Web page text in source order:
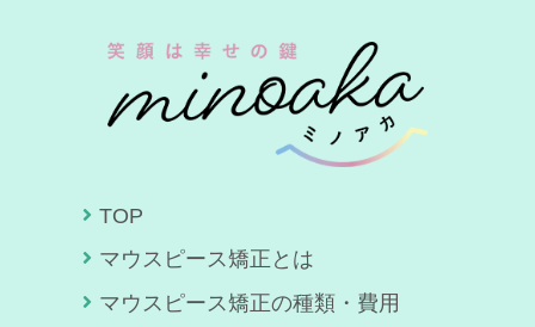
TOP
マウスピース矯正とは
マウスピース矯正の種類・費用